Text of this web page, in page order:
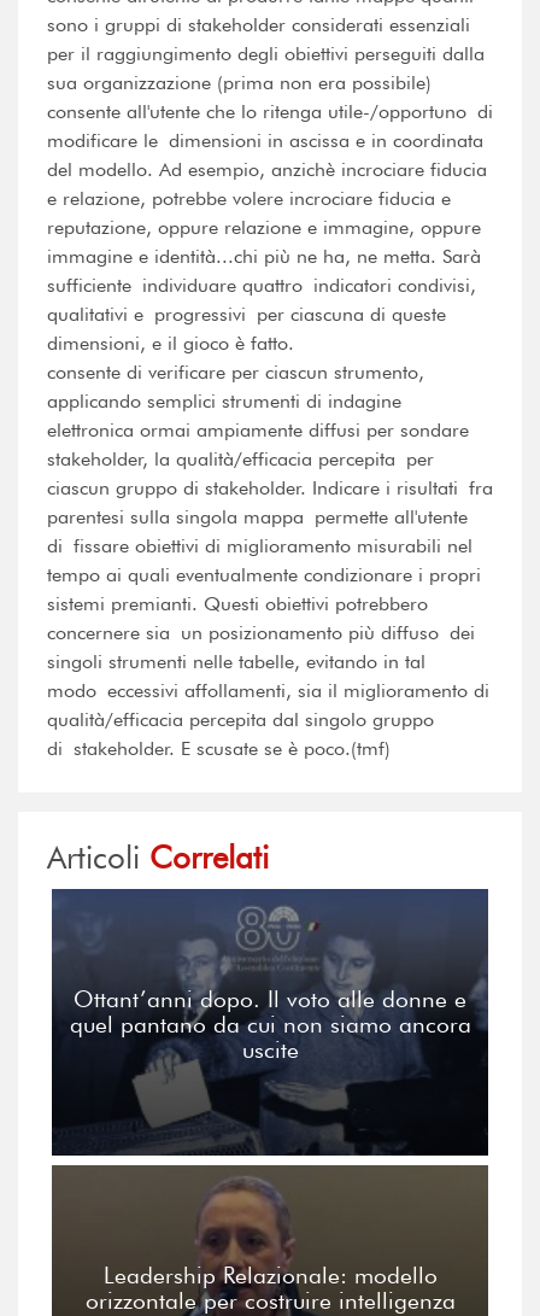
sono i gruppi di stakeholder considerati essenziali
per il raggiungimento degli obiettivi perseguiti dalla
sua organizzazione (prima non era possibile)
consente all'utente che lo ritenga utile-/opportuno di
modificare le dimensioni in ascissa e in coordinata
del modello. Ad esempio, anzichè incrociare fiducia
e relazione, potrebbe volere incrociare fiducia e
reputazione, oppure relazione e immagine, oppure
immagine e identità...chi più ne ha, ne metta. Sarà
sufficiente individuare quattro indicatori condivisi,
qualitativi e progressivi per ciascuna di queste
dimensioni, e il gioco è fatto.
consente di verificare per ciascun strumento,
applicando semplici strumenti di indagine
elettronica ormai ampiamente diffusi per sondare
stakeholder, la qualità/efficacia percepita per
ciascun gruppo di stakeholder. Indicare i risultati fra
parentesi sulla singola mappa permette all'utente
di fissare obiettivi di miglioramento misurabili nel
tempo ai quali eventualmente condizionare i propri
sistemi premianti. Questi obiettivi potrebbero
concernere sia un posizionamento più diffuso dei
singoli strumenti nelle tabelle, evitando in tal
modo eccessivi affollamenti, sia il miglioramento di
qualità/efficacia percepita dal singolo gruppo
di stakeholder. E scusate se è poco.(tmf)
Articoli Correlati
Ottant’anni dopo. Il voto alle donne e
quel pantano da cui non siamo ancora
uscite
Leadership Relazionale: modello
orizzontale per costruire intelligenza